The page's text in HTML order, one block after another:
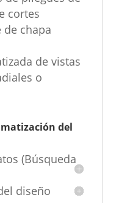
cortes
de chapa
de vistas
o
del
(Búsqueda
diseño